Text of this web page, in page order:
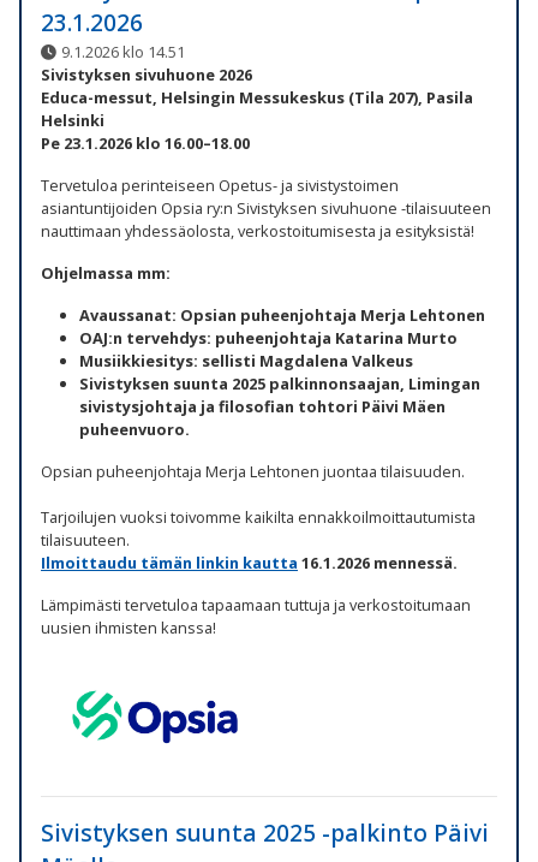
23.1.2026
9.1.2026 klo 14.51
Sivistyksen sivuhuone 2026
Educa-messut, Helsingin Messukeskus (Tila 207), Pasila
Helsinki
Pe 23.1.2026 klo 16.00–18.00
Tervetuloa perinteiseen Opetus- ja sivistystoimen
asiantuntijoiden Opsia ry:n Sivistyksen sivuhuone -tilaisuuteen
nauttimaan yhdessäolosta, verkostoitumisesta ja esityksistä!
Ohjelmassa mm:
Avaussanat: Opsian puheenjohtaja Merja Lehtonen
OAJ:n tervehdys: puheenjohtaja Katarina Murto
Musiikkiesitys: sellisti Magdalena Valkeus
Sivistyksen suunta 2025 palkinnonsaajan, Limingan
sivistysjohtaja ja filosofian tohtori Päivi Mäen
puheenvuoro.
Opsian puheenjohtaja Merja Lehtonen juontaa tilaisuuden.
Tarjoilujen vuoksi toivomme kaikilta ennakkoilmoittautumista
tilaisuuteen.
Ilmoittaudu tämän linkin kautta 16.1.2026 mennessä.
Lämpimästi tervetuloa tapaamaan tuttuja ja verkostoitumaan
uusien ihmisten kanssa!
Sivistyksen suunta 2025 -palkinto Päivi